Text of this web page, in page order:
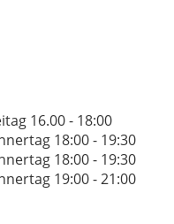
16.00 - 18:00
18:00 - 19:30
18:00 - 19:30
19:00 - 21:00